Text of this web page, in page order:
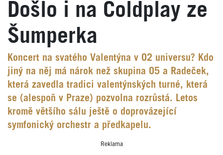
Došlo i na Coldplay ze
Šumperka
Koncert na svatého Valentýna v O2 universu? Kdo
jiný na něj má nárok než skupina O5 a Radeček,
která zavedla tradici valentýnských turné, která
se (alespoň v Praze) pozvolna rozrůstá. Letos
kromě většího sálu ještě o doprovázející
symfonický orchestr a předkapelu.
Reklama